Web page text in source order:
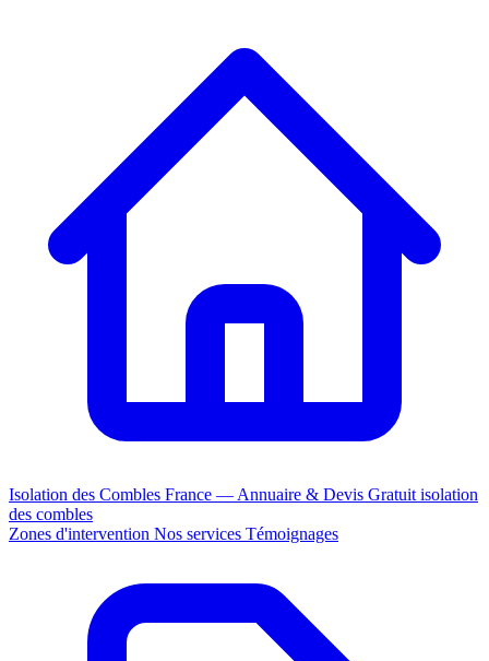
Isolation des Combles France — Annuaire & Devis Gratuit isolation
des combles
Zones d'intervention Nos services Témoignages